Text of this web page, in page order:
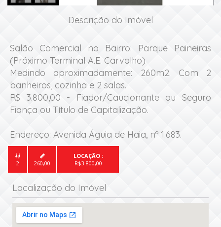
Descrição do Imóvel
Salão Comercial no Bairro: Parque Paineiras
(Próximo Terminal A.E. Carvalho)
Medindo aproximadamente: 260m2. Com 2
banheiros, cozinha e 2 salas.
R$ 3.800,00 - Fiador/Caucionante ou Seguro
Fiança ou Título de Capitalização.
Endereço: Avenida Águia de Haia, nº 1.683.

2

260,00
LOCAÇÃO :
R$3.800,00
Localização do Imóvel